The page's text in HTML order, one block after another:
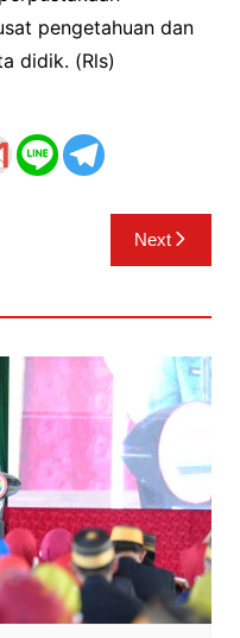
pengetahuan dan
didik. (Rls)
Next